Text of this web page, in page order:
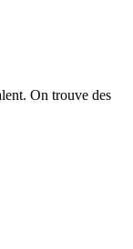
On trouve des